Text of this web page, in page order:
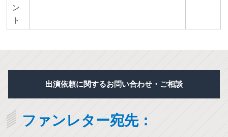
ン
ト
出演依頼に関するお問い合わせ・ご相談
ファンレター宛先：